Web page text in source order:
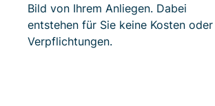
Bild von Ihrem Anliegen. Dabei
entstehen für Sie keine Kosten oder
Verpflichtungen.